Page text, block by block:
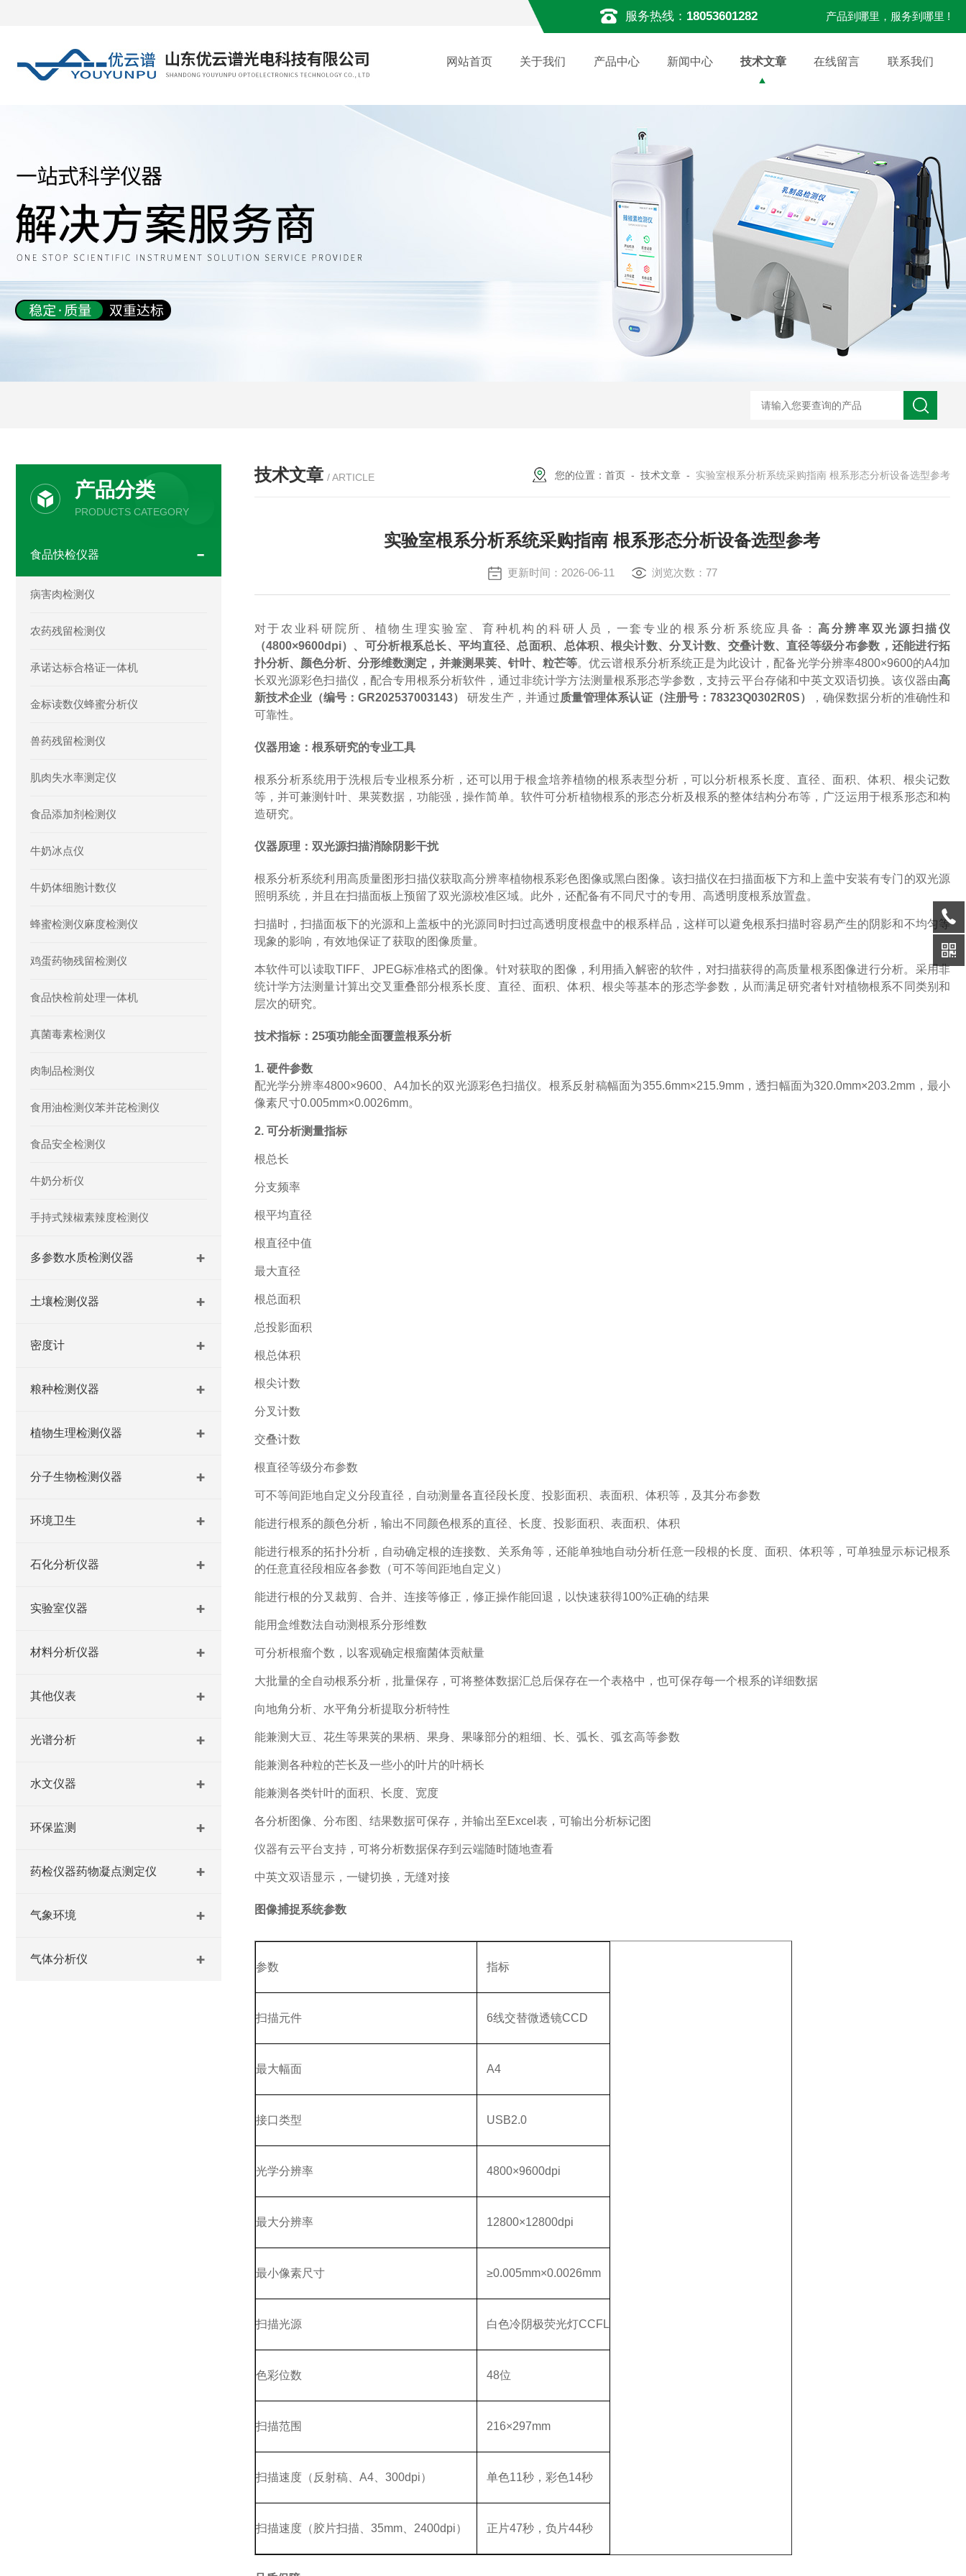
服务热线： 18053601282 产品到哪里，服务到哪里 !
网站首页 关于我们 产品中心 新闻中心 技术文章 在线留言 联系我们
技术文章 / ARTICLE 您的位置： 首页 - 技术文章 - 实验室根系分析系统采购指南 根系形态分析设备选型参考
实验室根系分析系统采购指南 根系形态分析设备选型参考
更新时间：2026-06-11 浏览次数：77
对于农业科研院所、植物生理实验室、育种机构的科研人员，一套专业的根系分析系统应具备： 高分辨率双光源扫描仪
（4800×9600dpi）、可分析根系总长、平均直径、总面积、总体积、根尖计数、分叉计数、交叠计数、直径等级分布参数，还能进行拓
扑分析、颜色分析、分形维数测定，并兼测果荚、针叶、粒芒等。优云谱根系分析系统正是为此设计，配备光学分辨率4800×9600的A4加
长双光源彩色扫描仪，配合专用根系分析软件，通过非统计学方法测量根系形态学参数，支持云平台存储和中英文双语切换。该仪器由高
新技术企业（编号：GR202537003143） 研发生产，并通过质量管理体系认证（注册号：78323Q0302R0S）
，确保数据分析的准确性和
可靠性。
仪器用途：根系研究的专业工具
根系分析系统用于洗根后专业根系分析，还可以用于根盒培养植物的根系表型分析，可以分析根系长度、直径、面积、体积、根尖记数
等，并可兼测针叶、果荚数据，功能强，操作简单。软件可分析植物根系的形态分析及根系的整体结构分布等，广泛运用于根系形态和构
造研究。
仪器原理：双光源扫描消除阴影干扰
根系分析系统利用高质量图形扫描仪获取高分辨率植物根系彩色图像或黑白图像。该扫描仪在扫描面板下方和上盖中安装有专门的双光源
照明系统，并且在扫描面板上预留了双光源校准区域。此外，还配备有不同尺寸的专用、高透明度根系放置盘。
扫描时，扫描面板下的光源和上盖板中的光源同时扫过高透明度根盘中的根系样品，这样可以避免根系扫描时容易产生的阴影和不均匀等
现象的影响，有效地保证了获取的图像质量。
本软件可以读取TIFF、JPEG标准格式的图像。针对获取的图像，利用插入解密的软件，对扫描获得的高质量根系图像进行分析。采用非
统计学方法测量计算出交叉重叠部分根系长度、直径、面积、体积、根尖等基本的形态学参数，从而满足研究者针对植物根系不同类别和
层次的研究。
技术指标： 25项功能全面覆盖根系分析
1. 硬件参数
配光学分辨率4800×9600、A4加长的双光源彩色扫描仪。根系反射稿幅面为355.6mm×215.9mm，透扫幅面为320.0mm×203.2mm，最小
像素尺寸0.005mm×0.0026mm。
2. 可分析测量指标
根总长
分支频率
根平均直径
根直径中值
最大直径
根总面积
总投影面积
根总体积
根尖计数
分叉计数
交叠计数
根直径等级分布参数
可不等间距地自定义分段直径，自动测量各直径段长度、投影面积、表面积、体积等，及其分布参数
能进行根系的颜色分析，输出不同颜色根系的直径、长度、投影面积、表面积、体积
能进行根系的拓扑分析，自动确定根的连接数、关系角等，还能单独地自动分析任意一段根的长度、面积、体积等，可单独显示标记根系
的任意直径段相应各参数（可不等间距地自定义）
能进行根的分叉裁剪、合并、连接等修正，修正操作能回退，以快速获得100%正确的结果
能用盒维数法自动测根系分形维数
可分析根瘤个数，以客观确定根瘤菌体贡献量
大批量的全自动根系分析，批量保存，可将整体数据汇总后保存在一个表格中，也可保存每一个根系的详细数据
向地角分析、水平角分析提取分析特性
能兼测大豆、花生等果荚的果柄、果身、果喙部分的粗细、长、弧长、弧玄高等参数
能兼测各种粒的芒长及一些小的叶片的叶柄长
能兼测各类针叶的面积、长度、宽度
各分析图像、分布图、结果数据可保存，并输出至Excel表，可输出分析标记图
仪器有云平台支持，可将分析数据保存到云端随时随地查看
中英文双语显示，一键切换，无缝对接
图像捕捉系统参数
参数 指标
扫描元件 6线交替微透镜CCD
最大幅面 A4
接口类型 USB2.0
光学分辨率 4800×9600dpi
最大分辨率 12800×12800dpi
最小像素尺寸 ≥0.005mm×0.0026mm
扫描光源 白色冷阴极荧光灯CCFL
色彩位数 48位
扫描范围 216×297mm
扫描速度（反射稿、 A4、300dpi） 单色11秒，彩色14秒
扫描速度（胶片扫描、 35mm、2400dpi） 正片47秒，负片44秒
产品分类
PRODUCTS CATEGORY
食品快检仪器
病害肉检测仪
农药残留检测仪
承诺达标合格证一体机
金标读数仪蜂蜜分析仪
兽药残留检测仪
肌肉失水率测定仪
食品添加剂检测仪
牛奶冰点仪
牛奶体细胞计数仪
蜂蜜检测仪麻度检测仪
鸡蛋药物残留检测仪
食品快检前处理一体机
真菌毒素检测仪
肉制品检测仪
食用油检测仪苯并芘检测仪
食品安全检测仪
牛奶分析仪
手持式辣椒素辣度检测仪
多参数水质检测仪器
土壤检测仪器
密度计
粮种检测仪器
植物生理检测仪器
分子生物检测仪器
环境卫生
石化分析仪器
实验室仪器
材料分析仪器
其他仪表
光谱分析
水文仪器
环保监测
药检仪器药物凝点测定仪
气象环境
气体分析仪